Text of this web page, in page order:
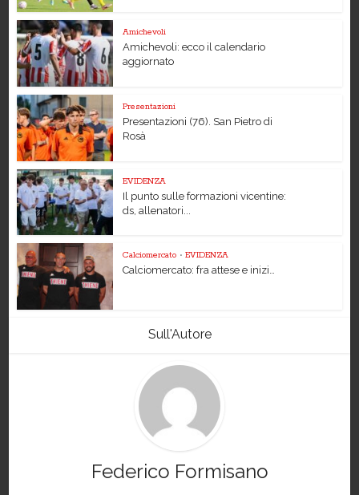
Amichevoli
Amichevoli: ecco il calendario
aggiornato
Presentazioni
Presentazioni (76). San Pietro di
Rosà
EVIDENZA
Il punto sulle formazioni vicentine:
ds, allenatori...
Calciomercato • EVIDENZA
Calciomercato: fra attese e inizi…
Sull'Autore
Federico Formisano